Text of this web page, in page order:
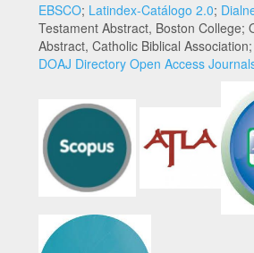
EBSCO; Latindex-Catálogo 2.0;
Testament Abstract, Boston College;
Abstract, Catholic Biblical Association;
DOAJ Directory Open Access